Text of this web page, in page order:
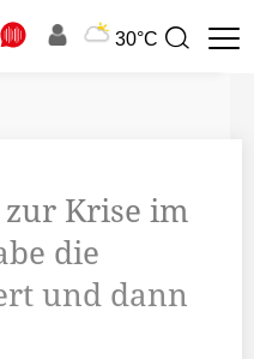
30°C
Suchbegriff
Krise im
die
und dann